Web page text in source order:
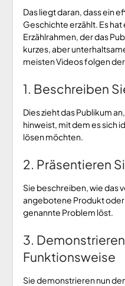
Das liegt daran, dass ein
Geschichte erzählt. Es
Erzählrahmen, der das
kurzes, aber
meisten Videos folgen
1. Beschreiben
Dies zieht das Publikum
hinweist, mit dem es sich
lösen möchten.
2. Präsentieren
Sie beschreiben, wie das
angebotene Produkt
genannte Problem löst.
3.
Funktionsweise
Sie demonstrieren nun